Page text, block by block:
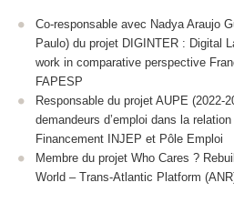
Co-responsable avec Nadya Araujo
Paulo) du projet DIGINTER : Digital
work in comparative perspective
FAPESP
Responsable du projet AUPE (2022-
demandeurs d’emploi dans la
Financement INJEP et Pôle Emploi
Membre du projet Who Cares ?
World – Trans-Atlantic Platform